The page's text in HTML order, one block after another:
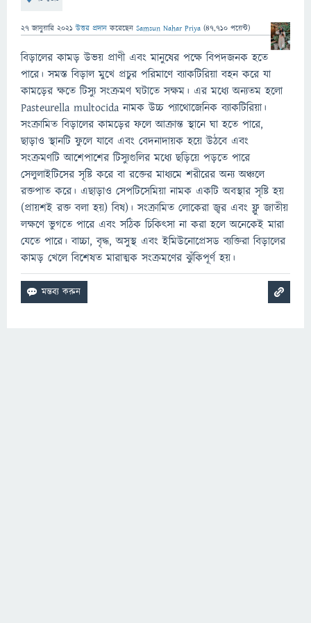
27 জানুয়ারি 2021 উত্তর প্রদান করেছেন Samsun Nahar Priya (47,710 পয়েন্ট)
বিড়ালের কামড় উভয় প্রাণী এবং মানুষের পক্ষে বিপদজনক হতে
পারে। সমস্ত বিড়াল মুখে প্রচুর পরিমাণে ব্যাকটিরিয়া বহন করে যা
কামড়ের ক্ষতে টিস্যু সংক্রমণ ঘটাতে সক্ষম। এর মধ্যে অন্যতম হলো
Pasteurella multocida নামক উচ্চ প্যাথোজেনিক ব্যাকটিরিয়া।
সংক্রামিত বিড়ালের কামড়ের ফলে আক্রান্ত স্থানে ঘা হতে পারে,
ছাড়াও স্থানটি ফুলে যাবে এবং বেদনাদায়ক হয়ে উঠবে এবং
সংক্রমণটি আশেপাশের টিস্যুগুলির মধ্যে ছড়িয়ে পড়তে পারে
সেলুলাইটিসের সৃষ্টি করে বা রক্তের মাধ্যমে শরীরের অন্য অঞ্চলে
রক্তপাত করে। এছাড়াও সেপটিসেমিয়া নামক একটি অবস্থার সৃষ্টি হয়
(প্রায়শই রক্ত ​​বলা হয়) বিষ)। সংক্রামিত লোকেরা জ্বর এবং ফ্লু জাতীয়
লক্ষণে ভুগতে পারে এবং সঠিক চিকিৎসা না করা হলে অনেকেই মারা
যেতে পারে। বাচ্চা, বৃদ্ধ, অসুস্থ এবং ইমিউনোপ্রেসড ব্যক্তিরা বিড়ালের
কামড় খেলে বিশেষত মারাত্মক সংক্রমণের ঝুঁকিপূর্ণ হয়।